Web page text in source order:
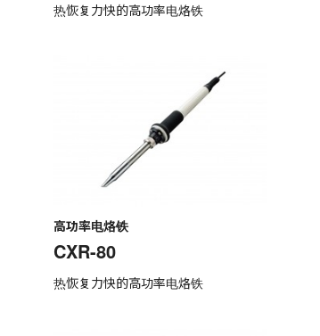
热恢复力快的高功率电烙铁
高功率电烙铁
CXR-80
热恢复力快的高功率电烙铁